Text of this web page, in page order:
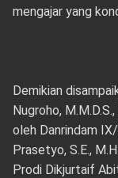
mengajar yang
Demikian
Nugroho,
oleh Danrindam
Prasetyo, S.E.,
Prodi Dikjurtaif